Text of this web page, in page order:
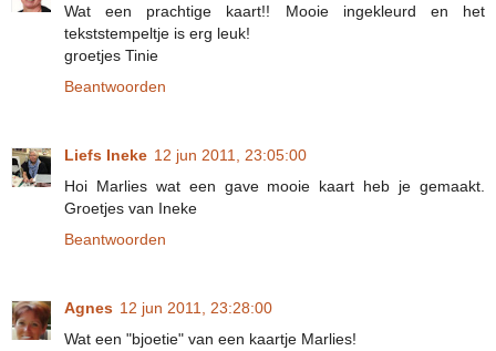
Wat een prachtige kaart!! Mooie ingekleurd en het
tekststempeltje is erg leuk!
groetjes Tinie
Beantwoorden
Liefs Ineke 12 jun 2011, 23:05:00
Hoi Marlies wat een gave mooie kaart heb je gemaakt.
Groetjes van Ineke
Beantwoorden
Agnes 12 jun 2011, 23:28:00
Wat een "bjoetie" van een kaartje Marlies!